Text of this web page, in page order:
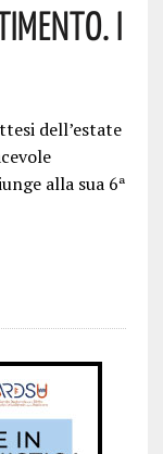
I
dell’estate
alla sua 6ª